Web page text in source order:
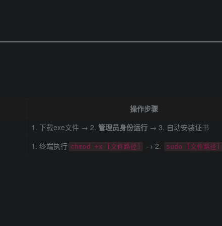
操作步骤
1. 下载exe文件 → 2. ​ 管理员身份运行 ​ → 3. 自动安装证书
1. 终端执行 chmod +x [文件路径] → 2. sudo [文件路径]